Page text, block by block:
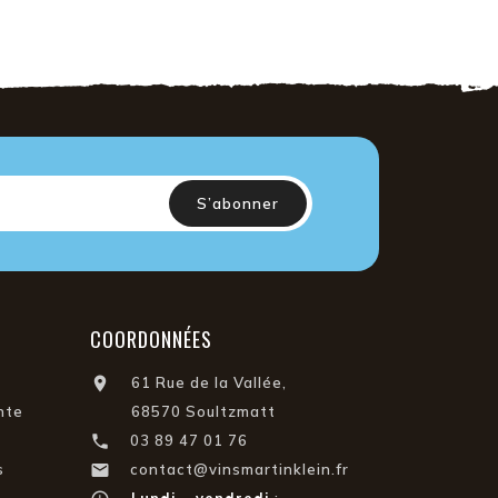
COORDONNÉES

61 Rue de la Vallée,
68570 Soultzmatt
 03 89 47 01 76
 contact@vinsmartinklein.fr